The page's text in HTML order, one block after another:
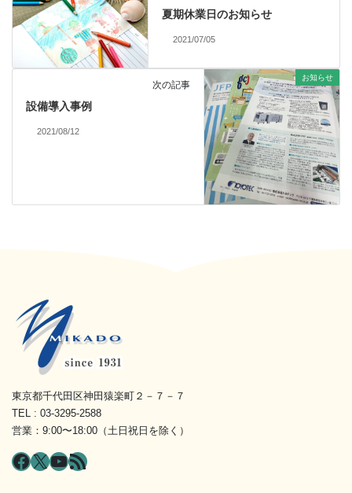
夏期休業日のお知らせ
2021/07/05
お知らせ
次の記事
設備導入事例
2021/08/12
東京都千代田区神田猿楽町２－７－７
TEL : 03-3295-2588
営業：9:00〜18:00（土日祝日を除く）
Facebook
X YouTube
RSS フィード